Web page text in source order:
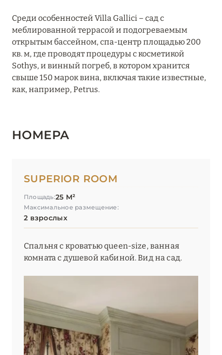
Les Hauts de Gordes
Les Roches Blanches
Private Villas de Château de Berne
Terre Blanche Hotel Spa Golf Resort
Villa Baulieu
Villa La Coste
Среди особенностей Villa Gallici – сад с
меблированной террасой и подогреваемым
открытым бассейном, спа-центр площадью 200
кв. м, где проводят процедуры с косметикой
Sothys, и винный погреб, в котором хранится
свыше 150 марок вина, включая такие известные,
как, например, Petrus.
НОМЕРА
SUPERIOR ROOM
Площадь:25 М²
Максимальное размещение:
2 взрослых
Спальня с кроватью queen-size, ванная
комната с душевой кабиной. Вид на сад.